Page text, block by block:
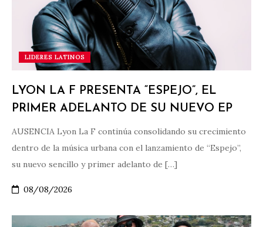
LIDERES LATINOS
LYON LA F PRESENTA “ESPEJO”, EL
PRIMER ADELANTO DE SU NUEVO EP
AUSENCIA Lyon La F continúa consolidando su crecimiento
dentro de la música urbana con el lanzamiento de “Espejo”,
su nuevo sencillo y primer adelanto de […]
08/08/2026